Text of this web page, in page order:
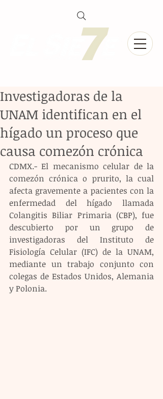
Investigadoras de la
UNAM identifican en el
hígado un proceso que
causa comezón crónica
CDMX.- El mecanismo celular de la
comezón crónica o prurito, la cual
afecta gravemente a pacientes con la
enfermedad del hígado llamada
Colangitis Biliar Primaria (CBP), fue
descubierto por un grupo de
investigadoras del Instituto de
Fisiología Celular (IFC) de la UNAM,
mediante un trabajo conjunto con
colegas de Estados Unidos, Alemania
y Polonia.